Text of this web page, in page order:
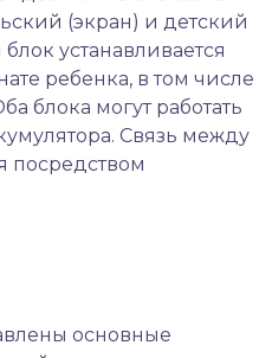
(экран) и детский
устанавливается
ребенка, в том числе
блока могут работать
Связь между
посредством
основные